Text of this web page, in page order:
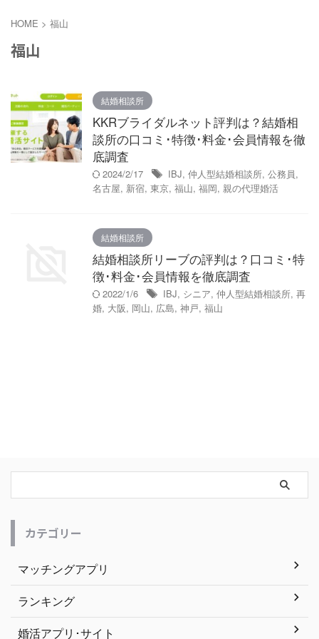
HOME > 福山
福山
結婚相談所
KKRブライダルネット評判は？結婚相
談所の口コミ･特徴･料金･会員情報を徹
底調査
2024/2/17 IBJ, 仲人型結婚相談所, 公務員,
名古屋, 新宿, 東京, 福山, 福岡, 親の代理婚活
結婚相談所
結婚相談所リーブの評判は？口コミ･特
徴･料金･会員情報を徹底調査
2022/1/6 IBJ, シニア, 仲人型結婚相談所, 再
婚, 大阪, 岡山, 広島, 神戸, 福山
カテゴリー
マッチングアプリ
ランキング
婚活アプリ･サイト